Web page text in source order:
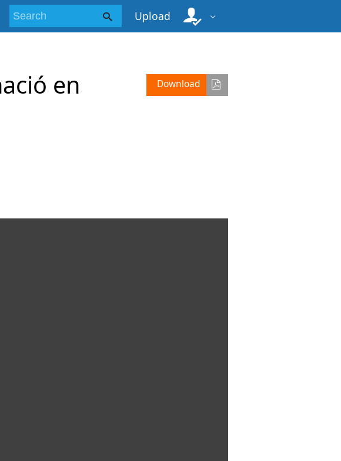
Upload
Download
en